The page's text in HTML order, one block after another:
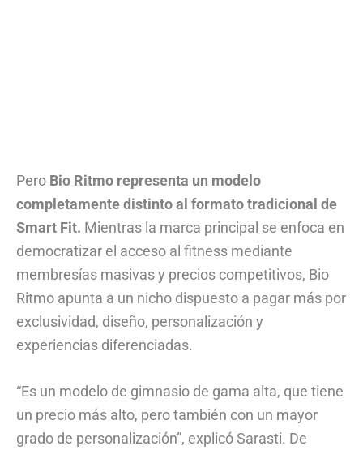
Pero Bio Ritmo representa un modelo
completamente distinto al formato tradicional de
Smart Fit. Mientras la marca principal se enfoca en
democratizar el acceso al fitness mediante
membresías masivas y precios competitivos, Bio
Ritmo apunta a un nicho dispuesto a pagar más por
exclusividad, diseño, personalización y
experiencias diferenciadas.
“Es un modelo de gimnasio de gama alta, que tiene
un precio más alto, pero también con un mayor
grado de personalización”, explicó Sarasti. De